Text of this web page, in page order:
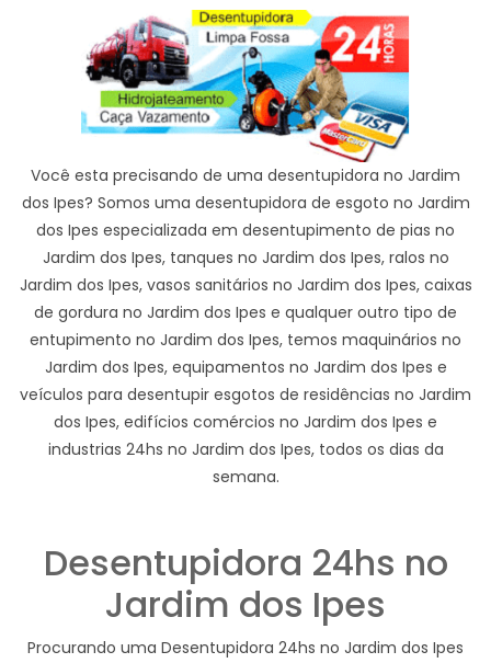
Você esta precisando de uma desentupidora no Jardim
dos Ipes? Somos uma desentupidora de esgoto no Jardim
dos Ipes especializada em desentupimento de pias no
Jardim dos Ipes, tanques no Jardim dos Ipes, ralos no
Jardim dos Ipes, vasos sanitários no Jardim dos Ipes, caixas
de gordura no Jardim dos Ipes e qualquer outro tipo de
entupimento no Jardim dos Ipes, temos maquinários no
Jardim dos Ipes, equipamentos no Jardim dos Ipes e
veículos para desentupir esgotos de residências no Jardim
dos Ipes, edifícios comércios no Jardim dos Ipes e
industrias 24hs no Jardim dos Ipes, todos os dias da
semana.
Desentupidora 24hs no
Jardim dos Ipes
Procurando uma Desentupidora 24hs no Jardim dos Ipes